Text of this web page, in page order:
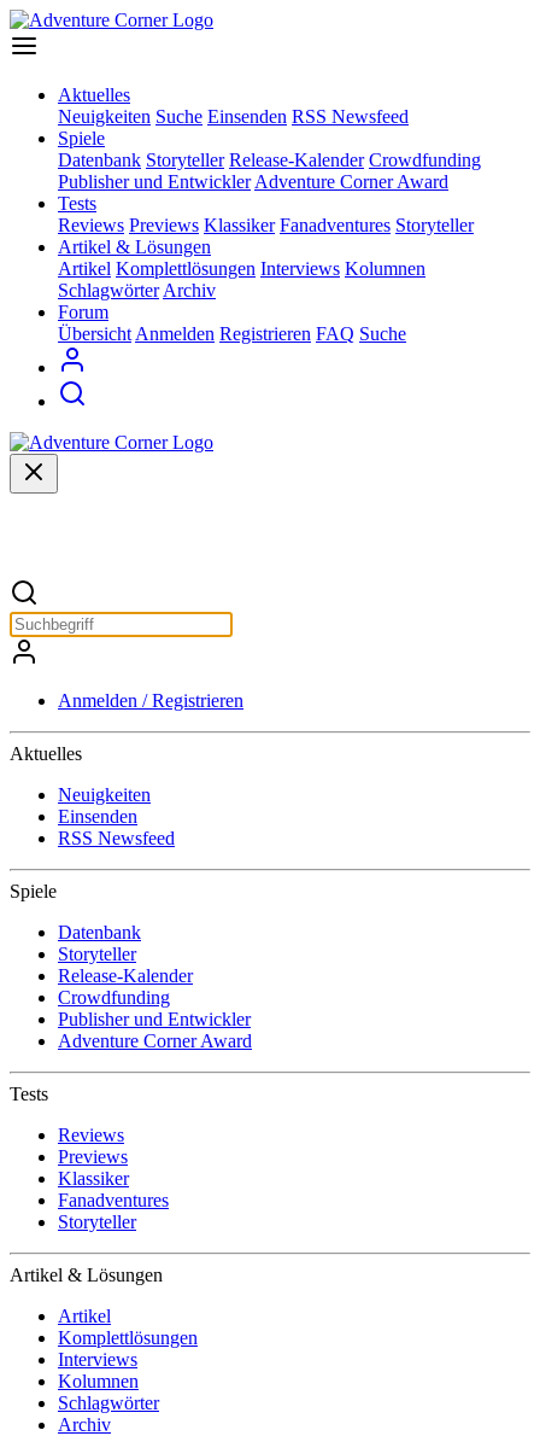
Aktuelles
Neuigkeiten Suche Einsenden RSS Newsfeed
Spiele
Datenbank Storyteller Release-Kalender Crowdfunding
Publisher und Entwickler Adventure Corner Award
Tests
Reviews Previews Klassiker Fanadventures Storyteller
Artikel & Lösungen
Artikel Komplettlösungen Interviews Kolumnen
Schlagwörter Archiv
Forum
Übersicht Anmelden Registrieren FAQ Suche
Anmelden / Registrieren
Aktuelles
Neuigkeiten
Einsenden
RSS Newsfeed
Spiele
Datenbank
Storyteller
Release-Kalender
Crowdfunding
Publisher und Entwickler
Adventure Corner Award
Tests
Reviews
Previews
Klassiker
Fanadventures
Storyteller
Artikel & Lösungen
Artikel
Komplettlösungen
Interviews
Kolumnen
Schlagwörter
Archiv